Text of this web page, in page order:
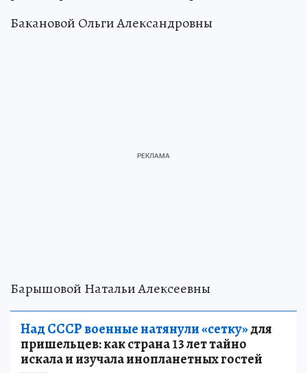
Бакановой Ольги Александровны
Барышовой Натальи Алексеевны
Над СССР военные натянули «сетку»для
пришельцев: как страна 13 лет тайно
искала и изучала инопланетных гостей